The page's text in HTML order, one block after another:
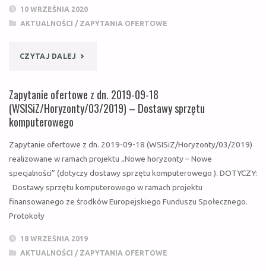
10 WRZEŚNIA 2020
AKTUALNOŚCI / ZAPYTANIA OFERTOWE
CZYTAJ DALEJ "ZAPYTANIE
2020-
09-
10
Zapytanie ofertowe z dn. 2019-09-18
(WSISiZ/Horyzonty/03/2019) – Dostawy sprzętu
komputerowego
Zapytanie ofertowe z dn. 2019-09-18 (WSISiZ/Horyzonty/03/2019)
realizowane w ramach projektu „Nowe horyzonty – Nowe
specjalności” (dotyczy dostawy sprzętu komputerowego ). DOTYCZY:
Dostawy sprzętu komputerowego w ramach projektu
finansowanego ze środków Europejskiego Funduszu Społecznego.
Protokoły
18 WRZEŚNIA 2019
AKTUALNOŚCI / ZAPYTANIA OFERTOWE